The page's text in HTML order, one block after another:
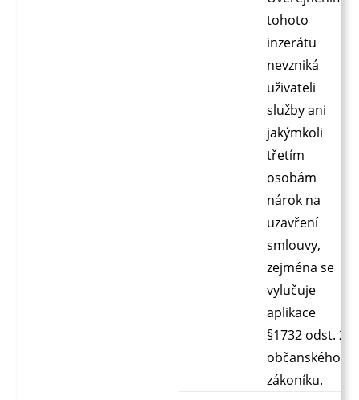
tohoto
inzerátu
nevzniká
uživateli
služby ani
jakýmkoli
třetím
osobám
nárok na
uzavření
smlouvy,
zejména se
vylučuje
aplikace
§1732 odst. 2
občanského
zákoníku.